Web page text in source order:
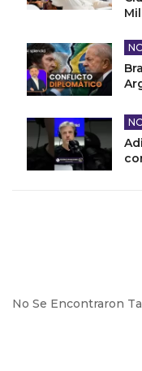
No Se Encontraron